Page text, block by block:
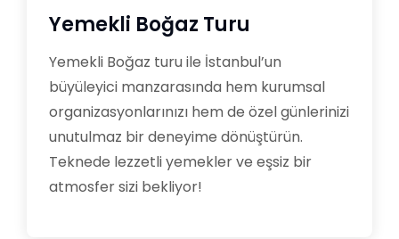
Yemekli Boğaz Turu
Yemekli Boğaz turu ile İstanbul’un
büyüleyici manzarasında hem kurumsal
organizasyonlarınızı hem de özel günlerinizi
unutulmaz bir deneyime dönüştürün.
Teknede lezzetli yemekler ve eşsiz bir
atmosfer sizi bekliyor!